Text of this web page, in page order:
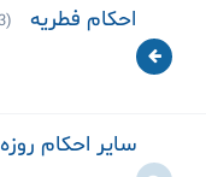
احکام فطریه (1113 بازدید)
سایر احکام روزه